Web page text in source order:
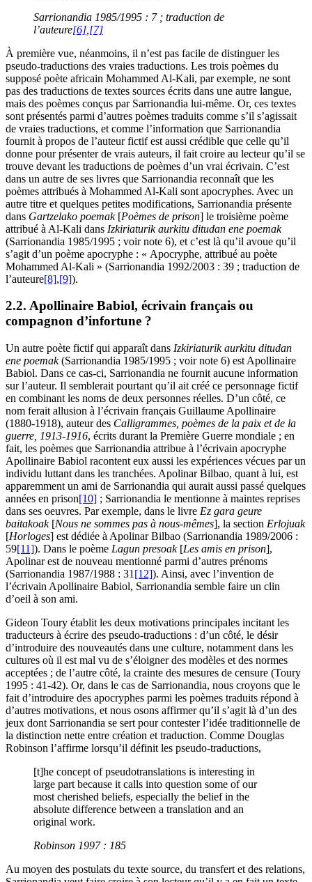
Sarrionandia 1985/1995 : 7 ; traduction de
l’auteure[6] [7]
À première vue, néanmoins, il n’est pas facile de distinguer les
pseudo-traductions des vraies traductions. Les trois poèmes du
supposé poète africain Mohammed Al-Kali, par exemple, ne sont
pas des traductions de textes sources écrits dans une autre langue,
mais des poèmes conçus par Sarrionandia lui-même. Or, ces textes
sont présentés parmi d’autres poèmes traduits comme s’il s’agissait
de vraies traductions, et comme l’information que Sarrionandia
fournit à propos de l’auteur fictif est aussi crédible que celle qu’il
donne pour présenter de vrais auteurs, il fait croire au lecteur qu’il se
trouve devant les traductions de poèmes d’un vrai écrivain. C’est
dans un autre de ses livres que Sarrionandia reconnaît que les
poèmes attribués à Mohammed Al-Kali sont apocryphes. Avec un
autre titre et quelques petites modifications, Sarrionandia présente
dans Gartzelako poemak[Poèmes de prison] le troisième poème
attribué à Al-Kali dans Izkiriaturik aurkitu ditudan ene poemak
(Sarrionandia 1985/1995 ; voir note 6), et c’est là qu’il avoue qu’il
s’agit d’un poème apocryphe : « Apocryphe, attribué au poète
Mohammed Al-Kali » (Sarrionandia 1992/2003 : 39 ; traduction de
l’auteure[8],[9]).
2.2. Apollinaire Babiol, écrivain français ou
compagnon d’infortune ?
Un autre poète fictif qui apparaît dans Izkiriaturik aurkitu ditudan
ene poemak(Sarrionandia 1985/1995 ; voir note 6) est Apollinaire
Babiol. Dans ce cas-ci, Sarrionandia ne fournit aucune information
sur l’auteur. Il semblerait pourtant qu’il ait créé ce personnage fictif
en combinant les noms de deux personnes réelles. D’un côté, ce
nom ferait allusion à l’écrivain français Guillaume Apollinaire
(1880-1918), auteur des Calligrammes, poèmes de la paix et de la
guerre, 1913-1916, écrits durant la Première Guerre mondiale ; en
fait, les poèmes que Sarrionandia attribue à l’écrivain apocryphe
Apollinaire Babiol racontent eux aussi les expériences vécues par un
individu luttant dans les tranchées. Apolinar Bilbao, quant à lui, est
apparemment un ami de Sarrionandia qui aurait aussi passé quelques
années en prison[10] ; Sarrionandia le mentionne à maintes reprises
dans ses oeuvres. Par exemple, dans le livre Ez gara geure
baitakoak [Nous ne sommes pas à nous-mêmes], la section Erlojuak
[Horloges] est dédiée à Apolinar Bilbao (Sarrionandia 1989/2006 :
59[11]). Dans le poème Lagun presoak[Les amis en prison],
Apolinar est de nouveau mentionné parmi d’autres prénoms
(Sarrionandia 1987/1988 : 31 [12]). Ainsi, avec l’invention de
l’écrivain Apollinaire Babiol, Sarrionandia semble faire un clin
d’oeil à son ami.
Gideon Toury établit les deux motivations principales incitant les
traducteurs à écrire des pseudo-traductions : d’un côté, le désir
d’introduire des nouveautés dans une culture, notamment dans les
cultures où il est mal vu de s’éloigner des modèles et des normes
acceptées ; de l’autre côté, la crainte des mesures de censure (Toury
1995 : 41-42). Or, dans le cas de Sarrionandia, nous croyons que le
fait d’introduire des apocryphes parmi les poèmes traduits répond à
d’autres motivations, et nous osons affirmer qu’il s’agit là d’un des
jeux dont Sarrionandia se sert pour contester l’idée traditionnelle de
la distinction nette entre création et traduction. Comme Douglas
Robinson l’affirme lorsqu’il définit les pseudo-traductions,
[t]he concept of pseudotranslations is interesting in
large part because it calls into question some of our
most cherished beliefs, especially the belief in the
absolute difference between a translation and an
original work.
Robinson 1997 : 185
Au moyen des postulats du texte source, du transfert et des relations,